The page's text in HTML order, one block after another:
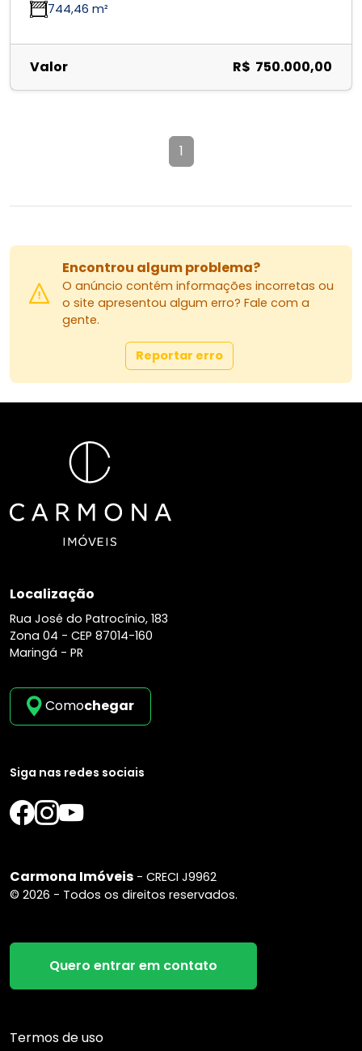
744,46 m²
Valor R$ 750.000,00
1
Encontrou algum problema?
O anúncio contém informações incorretas ou
o site apresentou algum erro? Fale com a
gente.
Reportar erro
Localização
Rua José do Patrocínio, 183
Zona 04 - CEP 87014-160
Maringá - PR
Comochegar
Siga nas redes sociais
Carmona Imóveis - CRECI J9962
© 2026 - Todos os direitos reservados.
Quero entrar em contato
Termos de uso